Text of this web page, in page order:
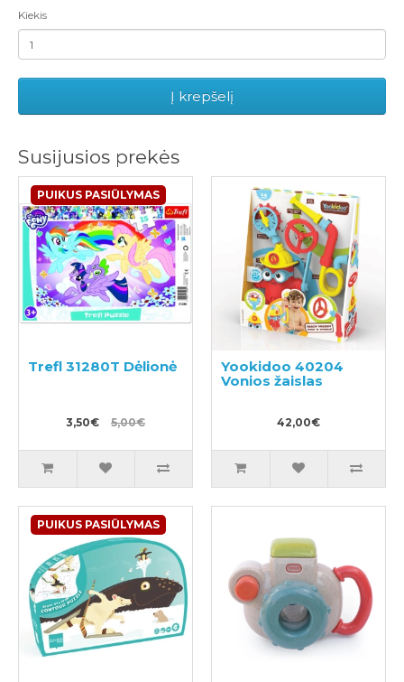
Kiekis
Į krepšelį
Susijusios prekės
PUIKUS PASIŪLYMAS
Trefl 31280T Dėlionė
3,50€ 5,00€
Yookidoo 40204
Vonios žaislas
42,00€
PUIKUS PASIŪLYMAS